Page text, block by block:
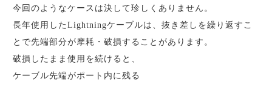
今回のようなケースは決して珍しくありません。
長年使用したLightningケーブルは、抜き差しを繰り返すこ
とで先端部分が摩耗・破損することがあります。
破損したまま使用を続けると、
ケーブル先端がポート内に残る